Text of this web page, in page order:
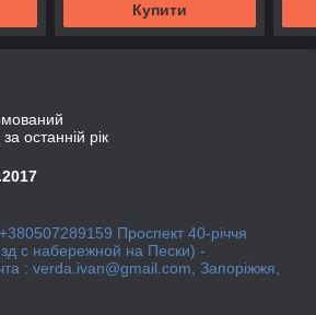
Купити
останній рік
Проспект 40-рiччя
с набережной на Пески) -
: verda.ivan@gmail.com, Запоріжжя,